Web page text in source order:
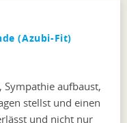
(Azubi-Fit)
aufbaust,
stellst und einen
und nicht nur